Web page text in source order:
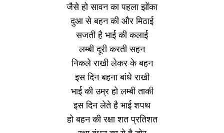
जैसे हो सावन का पहला झोंका
दुआ से बहन की और मिठाई
सजती है भाई की कलाई
लम्बी दूरी करती सहन
निकले राखी लेकर के बहन
इस दिन बहना बांधे राखी
भाई की उम्र हो लम्बी ताकी
इस दिन लेते है भाई शपथ
हो बहन की रक्षा शत प्रतिशत